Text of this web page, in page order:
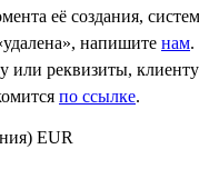
её создания,
напишите нам.
реквизиты,
по ссылке.
EUR